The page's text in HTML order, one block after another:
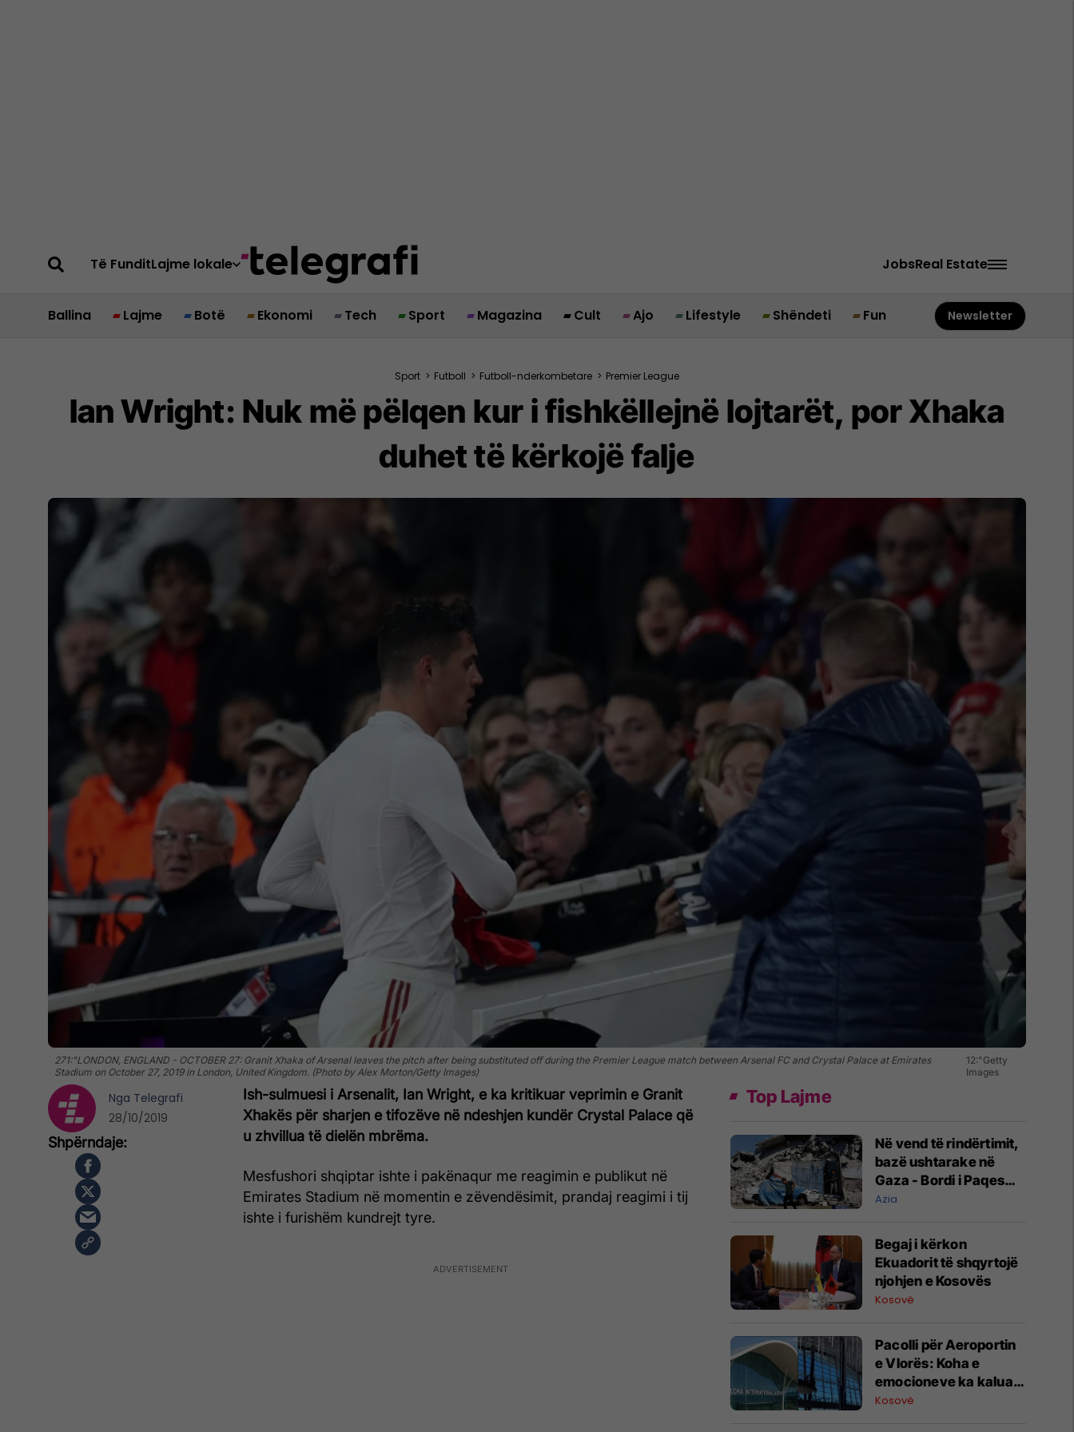
Të FunditLajme lokale JobsReal Estate
Ballina Lajme Botë Ekonomi Tech Sport Magazina Cult Ajo Lifestyle Shëndeti Fun Newsletter
Sport > Futboll > Futboll-nderkombetare > Premier League
Ian Wright: Nuk më pëlqen kur i fishkëllejnë lojtarët, por Xhaka
duhet të kërkojë falje
271:"LONDON, ENGLAND - OCTOBER 27: Granit Xhaka of Arsenal leaves the pitch after being substituted off during the Premier League match between Arsenal FC and Crystal Palace at Emirates
Stadium on October 27, 2019 in London, United Kingdom. (Photo by Alex Morton/Getty Images)
12:"Getty
Images
Ish-sulmuesi i Arsenalit, Ian Wright, e ka kritikuar veprimin e Granit
Xhakës për sharjen e tifozëve në ndeshjen kundër Crystal Palace që
u zhvillua të dielën mbrëma.
Mesfushori shqiptar ishte i pakënaqur me reagimin e publikut në
Emirates Stadium në momentin e zëvendësimit, prandaj reagimi i tij
ishte i furishëm kundrejt tyre.
Nga Telegrafi
28/10/2019
Top Lajme
Në vend të rindërtimit,
bazë ushtarake në
Gaza - Bordi i Paqes
jep kontratën e parë
Azia
Begaj i kërkon
Ekuadorit të shqyrtojë
njohjen e Kosovës
Kosovë
Pacolli për Aeroportin
e Vlorës: Koha e
emocioneve ka kaluar,
do t’i drejtohemi
Kosovë